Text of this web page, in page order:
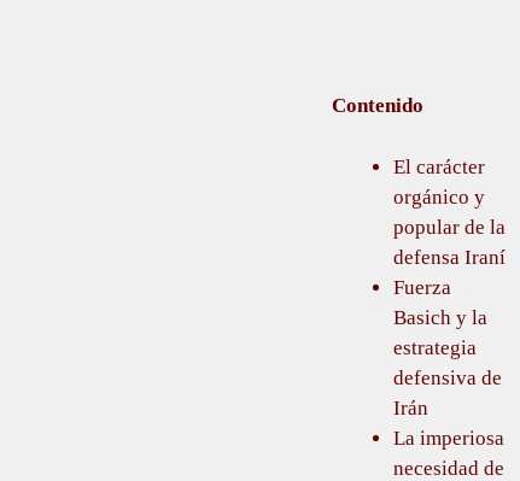
Contenido
El carácter
orgánico y
popular de la
defensa Iraní
Fuerza
Basich y la
estrategia
defensiva de
Irán
La imperiosa
necesidad de